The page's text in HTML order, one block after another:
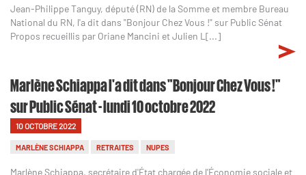
Jean-Philippe Tanguy, député (RN) de la Somme et membre Bureau
National du RN, l'a dit dans "Bonjour Chez Vous !" sur Public Sénat
Propos recueillis par Oriane Mancini et Julien L[...]
Marlène Schiappa l'a dit dans "Bonjour Chez Vous !"
sur Public Sénat - lundi 10 octobre 2022
10 OCTOBRE 2022
MARLÈNE SCHIAPPA RETRAITES NUPES
Marlène Schiappa, secrétaire d'État chargée de l'Économie sociale et